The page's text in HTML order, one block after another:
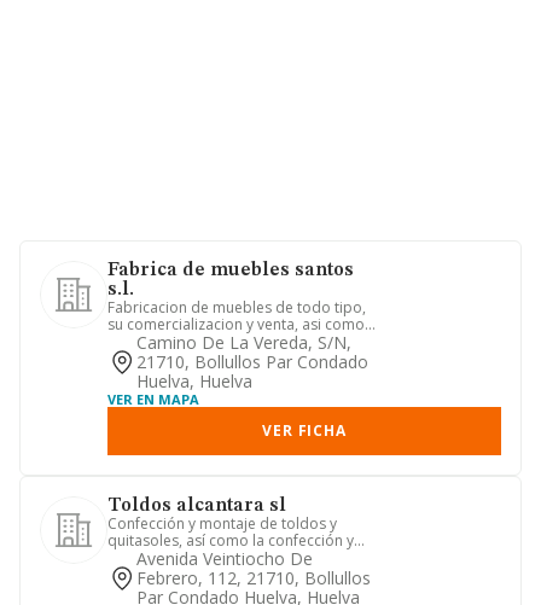
Fabrica de muebles santos
s.l.
Fabricacion de muebles de todo tipo,
su comercializacion y venta, asi como
el comercio de electrodo...
Camino De La Vereda, S/n,
21710, Bollullos Par Condado
Huelva, Huelva
VER EN MAPA
VER FICHA
Toldos alcantara sl
Confección y montaje de toldos y
quitasoles, así como la confección y
montaje de otros artículos co...
Avenida Veintiocho De
Febrero, 112, 21710, Bollullos
Par Condado Huelva, Huelva